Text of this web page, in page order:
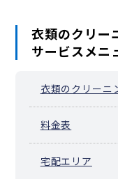
衣類のクリー
サービスメニ
衣類のクリーニ
料金表
宅配エリア